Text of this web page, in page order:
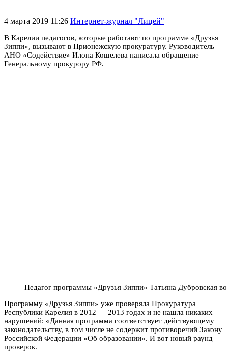
4 марта 2019 11:26 Интернет-журнал "Лицей"
В Карелии педагогов, которые работают по программе «Друзья
Зиппи», вызывают в Прионежскую прокуратуру. Руководитель
АНО «Содействие» Илона Кошелева написала обращение
Генеральному прокурору РФ.
Педагог программы «Друзья Зиппи» Татьяна Дубровская
Программу «Друзья Зиппи» уже проверяла Прокуратура
Республики Карелия в 2012 — 2013 годах и не нашла никаких
нарушений: «Данная программа соответствует действующему
законодательству, в том числе не содержит противоречий Закону
Российской Федерации «Об образовании». И вот новый раунд
проверок.